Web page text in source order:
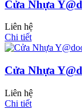
Cửa Nhựa
Liên hệ
Chi tiết
Cửa Nhựa
Liên hệ
Chi tiết